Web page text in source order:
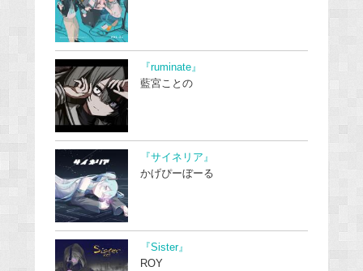
『ruminate』
藍宮ことの
『サイネリア』
かげぴーぼーる
『Sister』
ROY